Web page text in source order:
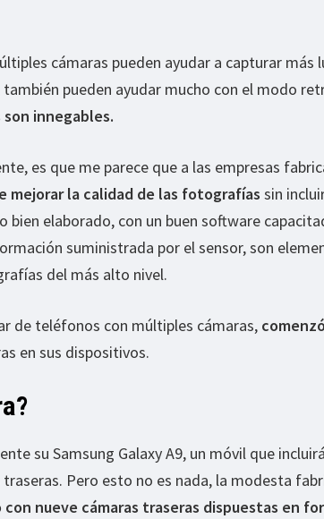
cámaras pueden ayudar a capturar más
pueden ayudar mucho con el modo
innegables.
es que me parece que a las empresas
mejorar la calidad de las fotografías sin
bien elaborado, con un buen software
suministrada por el sensor, son
del más alto nivel.
de teléfonos con múltiples cámaras,
en sus dispositivos.
su Samsung Galaxy A9, un móvil que
Pero esto no es nada, la modesta
nueve cámaras traseras dispuestas en